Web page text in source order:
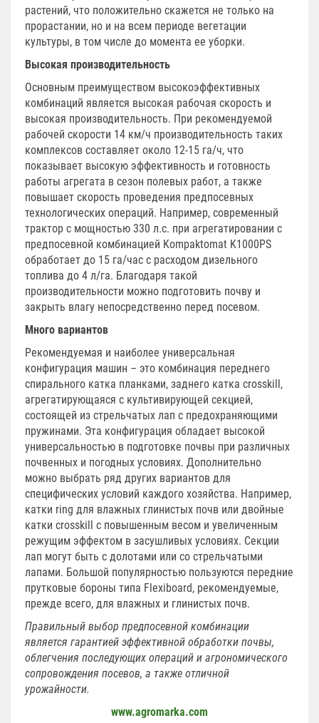
растений, что положительно скажется не только на
прорастании, но и на всем периоде вегетации
культуры, в том числе до момента ее уборки.
Высокая производительность
Основным преимуществом высокоэффективных
комбинаций является высокая рабочая скорость и
высокая производительность. При рекомендуемой
рабочей скорости 14 км/ч производительность таких
комплексов составляет около 12-15 га/ч, что
показывает высокую эффективность и готовность
работы агрегата в сезон полевых работ, а также
повышает скорость проведения предпосевных
технологических операций. Например, современный
трактор с мощностью 330 л.с. при агрегатировании с
предпосевной комбинацией Kompaktomat K1000PS
обработает до 15 га/час с расходом дизельного
топлива до 4 л/га. Благодаря такой
производительности можно подготовить почву и
закрыть влагу непосредственно перед посевом.
Много вариантов
Рекомендуемая и наиболее универсальная
конфигурация машин – это комбинация переднего
спирального катка планками, заднего катка crosskill,
агрегатирующаяся с культивирующей секцией,
состоящей из стрельчатых лап с предохраняющими
пружинами. Эта конфигурация обладает высокой
универсальностью в подготовке почвы при различных
почвенных и погодных условиях. Дополнительно
можно выбрать ряд других вариантов для
специфических условий каждого хозяйства. Например,
катки ring для влажных глинистых почв или двойные
катки crosskill с повышенным весом и увеличенным
режущим эффектом в засушливых условиях. Секции
лап могут быть с долотами или со стрельчатыми
лапами. Большой популярностью пользуются передние
прутковые бороны типа Flexiboard, рекомендуемые,
прежде всего, для влажных и глинистых почв.
Правильный выбор предпосевной комбинации
является гарантией эффективной обработки почвы,
облегчения последующих операций и агрономического
сопровождения посевов, а также отличной
урожайности.
www.agromarka.com